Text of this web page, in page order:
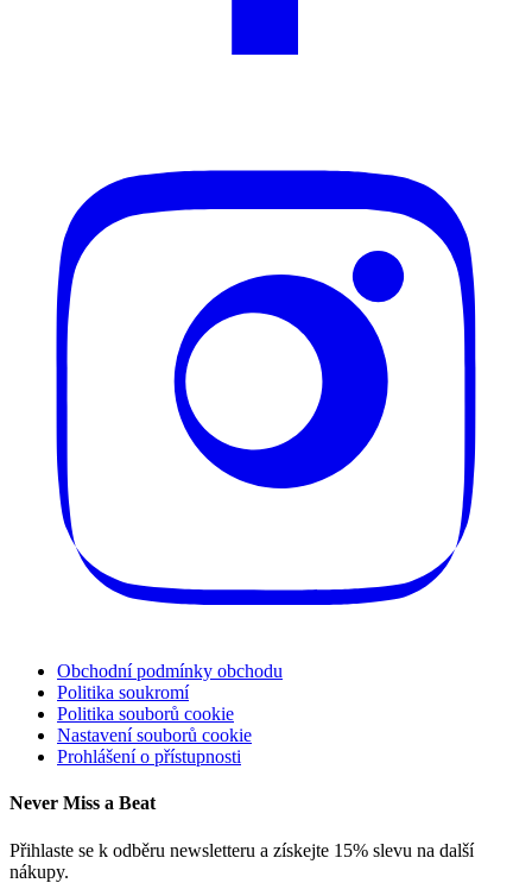
Obchodní podmínky obchodu
Politika soukromí
Politika souborů cookie
Nastavení souborů cookie
Prohlášení o přístupnosti
Never Miss a Beat
Přihlaste se k odběru newsletteru a získejte 15% slevu na další
nákupy.